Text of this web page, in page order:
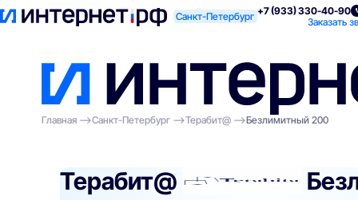
Санкт-Петербург +7 (933) 330-40-90
Заказать
Поиск по адресу Для квартиры
Главная
Санкт-Петербург Терабит@ Безлимитный 200
Терабит@